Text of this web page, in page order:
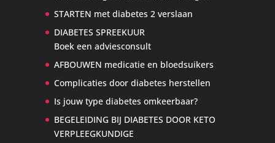
STARTEN met diabetes 2 verslaan
DIABETES SPREEKUUR
Boek een adviesconsult
AFBOUWEN medicatie en bloedsuikers
Complicaties door diabetes herstellen
Is jouw type diabetes omkeerbaar?
BEGELEIDING BIJ DIABETES DOOR KETO
VERPLEEGKUNDIGE